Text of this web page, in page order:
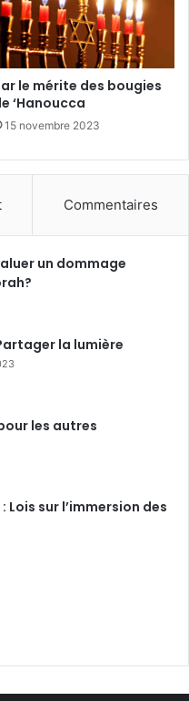
le mérite des bougies
‘Hanoucca
15 novembre 2023
Commentaires
un dommage
Partager la lumière
les autres
Lois sur l’immersion des